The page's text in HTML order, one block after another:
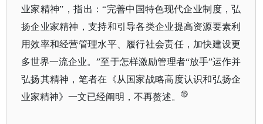
业家精神”，指出：“完善中国特色现代企业制度，弘
扬企业家精神，支持和引导各类企业提高资源要素利
用效率和经营管理水平、履行社会责任，加快建设更
多世界一流企业。”至于怎样激励管理者“放手”运作并
弘扬其精神，笔者在《从国家战略高度认识和弘扬企
业家精神》一文已经阐明，不再赘述。
⑯